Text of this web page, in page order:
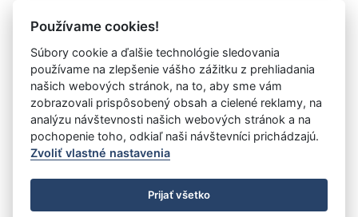
Vystavil:Nemocnica s poliklinikou Myjava so sídlom v
Myjave
Úrad vlády SR
- Všetky práva vyhradené
Prehlásenie o prístupnosti
Zmluvy do 31.12.2010
Používame cookies!
Súbory cookie a ďalšie technológie sledovania
používame na zlepšenie vášho zážitku z prehliadania
našich webových stránok, na to, aby sme vám
zobrazovali prispôsobený obsah a cielené reklamy, na
analýzu návštevnosti našich webových stránok a na
pochopenie toho, odkiaľ naši návštevníci prichádzajú.
Zvoliť vlastné nastavenia
Prijať všetko